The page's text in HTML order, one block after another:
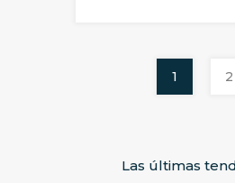
1 2
Las últimas